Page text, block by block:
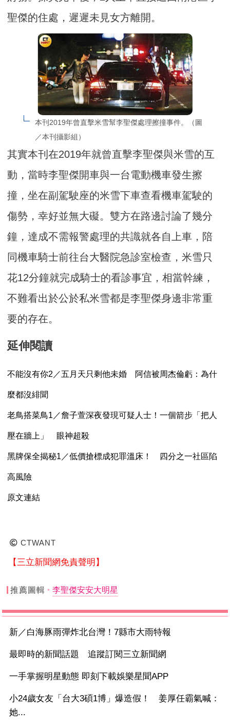
聖傑的住處，遲遲未見女方離開。
本刊2019年曾直擊米雪幫李聖傑處理擦撞事件。（圖
／本刊攝影組）
其實本刊在2019年就曾直擊李聖傑與米雪的互
動，當時李聖傑開車與一台電動機車發生擦
撞，坐在副駕駛座的米雪下車查看機車駕駛的
傷勢，幸好並無大礙。雙方在路邊討論了幾分
鐘，達成不需報警處理的共識就各自上車，陪
同機車騎士前往台大醫院急診室檢查，米雪只
花12分鐘就完成騎士的看診事宜，相當幹練，
不難看出於公於私米雪都是李聖傑身邊非常重
要的存在。
延伸閱讀
不能沒有你2／五月天只剩他未婚 阿信被周杰倫虧：為什
麼都沒緋聞
老鳥搭菜鳥1／詹子萱深夜發現可疑人士！一個箭步「把人
壓在牆上」 眼神超殺
黑牌保全揭秘1／低價搶標成犯罪溫床！ 四分之一社區陷
高風險
原文連結
CTWANT
【三立新聞網免責聲明】
推薦圖輯 李聖傑安安大明星
新／白海豚雨彈炸北台灣！7縣市大雨特報
最即時的新聞話題 追蹤訂閱三立新聞網
一手掌握明星動態 即刻下載娛樂星聞APP
小24歲女友「台大3碩1博」爆造假！ 姜厚任霸氣喊：
她...